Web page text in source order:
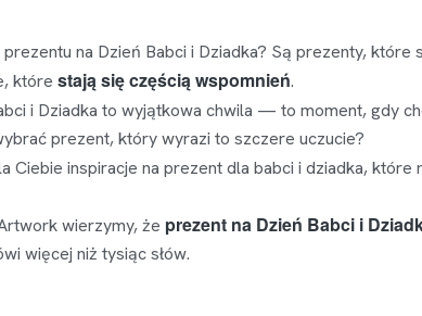
na Dzień Babci i Dziadka? Są prezenty, które
które stają się częścią wspomnień.
i Dziadka to wyjątkowa chwila — to moment, gdy
prezent, który wyrazi to szczere uczucie?
Ciebie inspiracje na prezent dla babci i dziadka, które
wierzymy, że prezent na Dzień Babci i
więcej niż tysiąc słów.